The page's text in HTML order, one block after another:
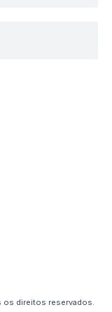
os direitos reservados.